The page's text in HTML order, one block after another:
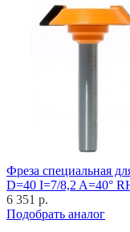
Фреза специальная
D=40 I=7/8,2 A=40°
6 351 р.
Подобрать аналог